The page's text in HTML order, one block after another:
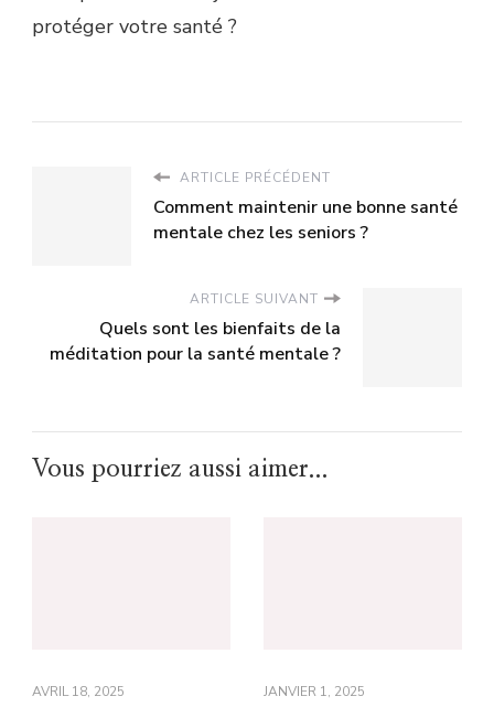
protéger votre santé ?
ARTICLE PRÉCÉDENT
Comment maintenir une bonne santé
mentale chez les seniors ?
ARTICLE SUIVANT
Quels sont les bienfaits de la
méditation pour la santé mentale ?
Vous pourriez aussi aimer...
AVRIL 18, 2025 JANVIER 1, 2025